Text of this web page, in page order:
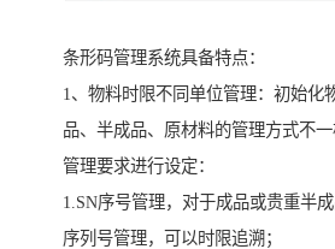
条形码管理系统具备特点：
1、物料时限不同单位管理：初始化
品、半成品、原材料的管理方式不
管理要求进行设定：
1.SN序号管理，对于成品或贵重半
序列号管理，可以时限追溯；